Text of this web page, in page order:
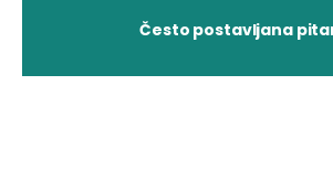
Često postavljana